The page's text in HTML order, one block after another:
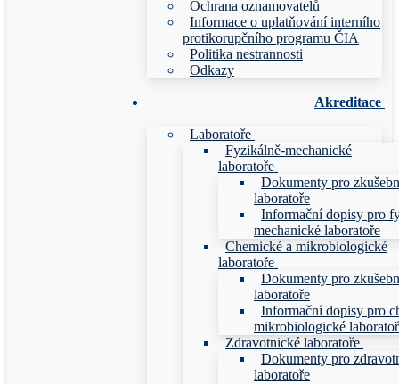
Ochrana oznamovatelů
Informace o uplatňování interního
protikorupčního programu ČIA
Politika nestrannosti
Odkazy
Akreditace
Laboratoře
Fyzikálně-mechanické
laboratoře
Dokumenty pro
laboratoře
Informační dopisy pro
mechanické laboratoře
Chemické a mikrobiologické
laboratoře
Dokumenty pro
laboratoře
Informační dopisy pro
mikrobiologické
Zdravotnické laboratoře
Dokumenty pro
laboratoře